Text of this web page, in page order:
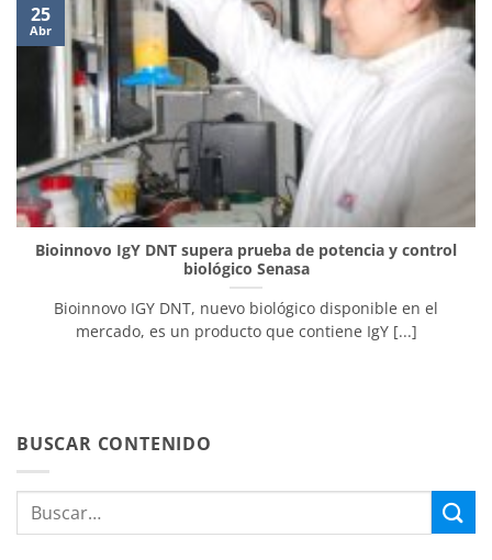
Bioinnovo IgY DNT supera prueba de potencia y control
biológico Senasa
Bioinnovo IGY DNT, nuevo biológico disponible en el
mercado, es un producto que contiene IgY [...]
25
Abr
BUSCAR CONTENIDO